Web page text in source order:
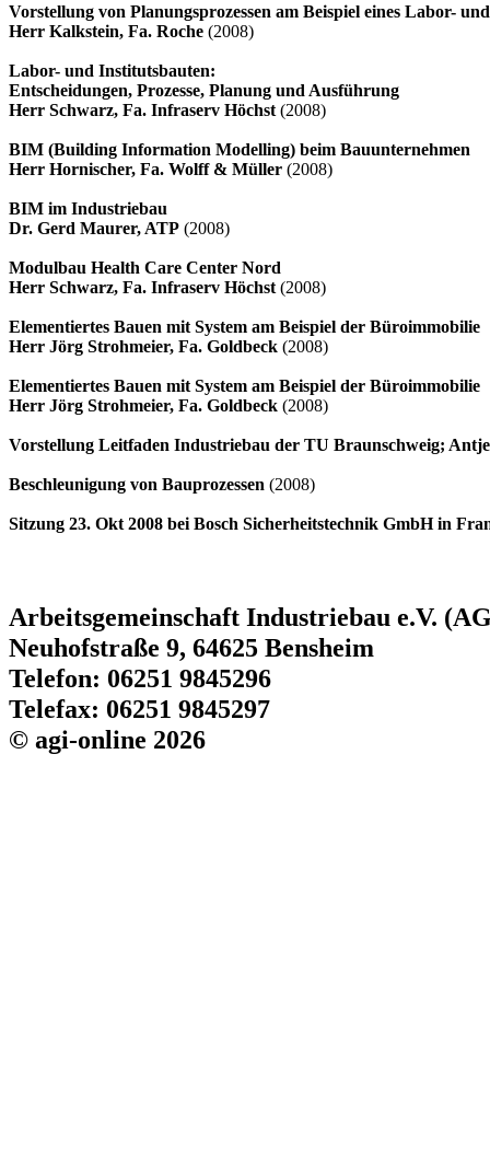
Vorstellung von Planungsprozessen am Beispiel eines Labor-
Herr Kalkstein, Fa. Roche (2008)
Labor- und Institutsbauten:
Entscheidungen, Prozesse, Planung und Ausführung
Herr Schwarz, Fa. Infraserv Höchst (2008)
BIM (Building Information Modelling) beim Bauunternehmen
Herr Hornischer, Fa. Wolff & Müller (2008)
BIM im Industriebau
Dr. Gerd Maurer, ATP (2008)
Modulbau Health Care Center Nord
Herr Schwarz, Fa. Infraserv Höchst (2008)
Elementiertes Bauen mit System am Beispiel der Büroimmobilie
Herr Jörg Strohmeier, Fa. Goldbeck (2008)
Elementiertes Bauen mit System am Beispiel der Büroimmobilie
Herr Jörg Strohmeier, Fa. Goldbeck (2008)
Vorstellung Leitfaden Industriebau der TU Braunschweig;
Beschleunigung von Bauprozessen (2008)
Sitzung 23. Okt 2008 bei Bosch Sicherheitstechnik GmbH in
Arbeitsgemeinschaft Industriebau e.V.
Neuhofstraße 9, 64625 Bensheim
Telefon: 06251 9845296
Telefax: 06251 9845297
© agi-online 2026